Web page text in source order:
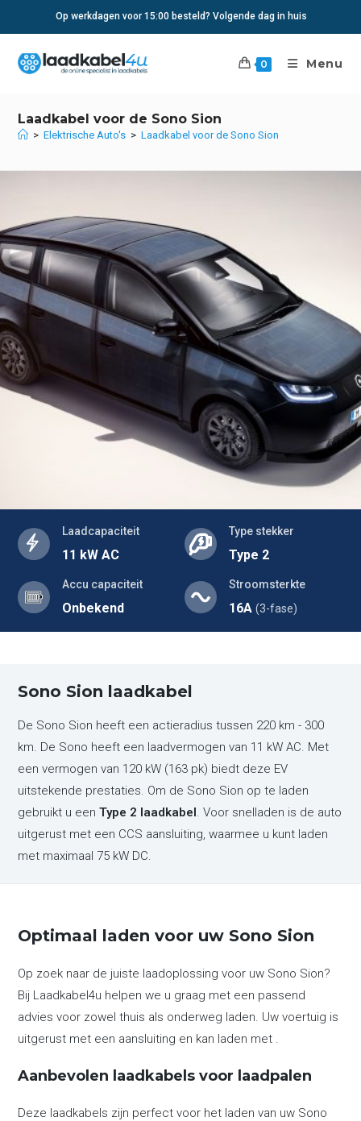
Op werkdagen voor 15:00 besteld? Volgende dag in huis
0 Menu
Laadkabel voor de Sono Sion
> Elektrische Auto's > Laadkabel voor de Sono Sion
Laadcapaciteit
11 kW AC
Type stekker
Type 2
Accu capaciteit
Onbekend
Stroomsterkte
16A (3-fase)
Sono Sion laadkabel
De Sono Sion heeft een actieradius tussen 220 km - 300
km. De Sono heeft een laadvermogen van 11 kW AC. Met
een vermogen van 120 kW (163 pk) biedt deze EV
uitstekende prestaties. Om de Sono Sion op te laden
gebruikt u eenType 2 laadkabel. Voor snelladen is de auto
uitgerust met een CCS aansluiting, waarmee u kunt laden
met maximaal 75 kW DC.
Optimaal laden voor uw Sono Sion
Op zoek naar de juiste laadoplossing voor uw Sono Sion?
Bij Laadkabel4u helpen we u graag met een passend
advies voor zowel thuis als onderweg laden. Uw voertuig is
uitgerust met een aansluiting en kan laden met .
Aanbevolen laadkabels voor laadpalen
Deze laadkabels zijn perfect voor het laden van uw Sono